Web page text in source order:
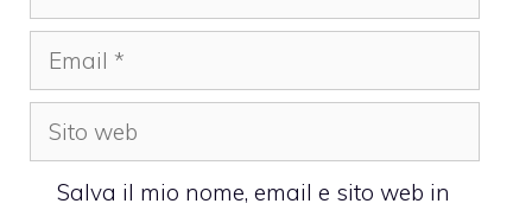
Email
Sito
web
Salva il mio nome, email e sito web in